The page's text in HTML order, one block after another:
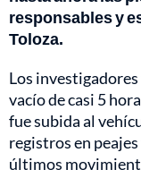
responsables y
Toloza.
Los
vacío de casi 5
fue subida al
registros en
últimos